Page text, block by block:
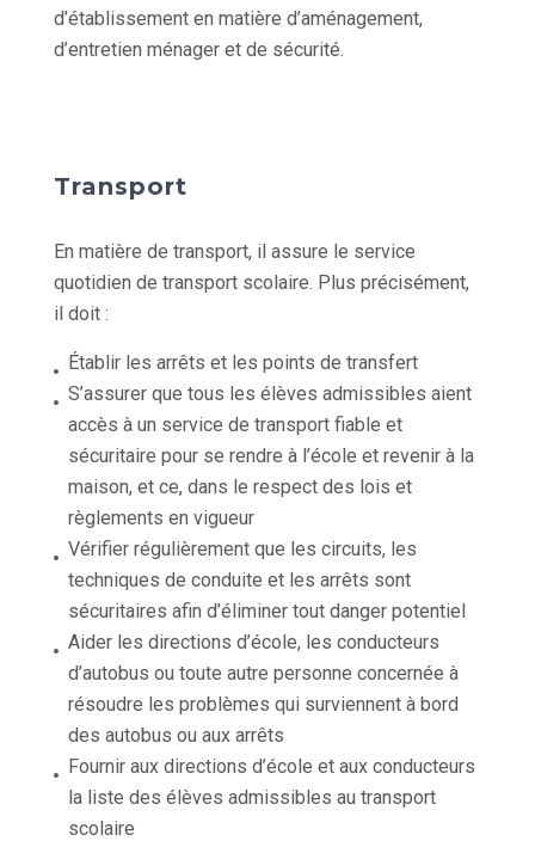
d’établissement en matière d’aménagement,
d’entretien ménager et de sécurité.
Transport
En matière de transport, il assure le service
quotidien de transport scolaire. Plus précisément,
il doit :
Établir les arrêts et les points de transfert
S’assurer que tous les élèves admissibles aient
accès à un service de transport fiable et
sécuritaire pour se rendre à l’école et revenir à la
maison, et ce, dans le respect des lois et
règlements en vigueur
Vérifier régulièrement que les circuits, les
techniques de conduite et les arrêts sont
sécuritaires afin d’éliminer tout danger potentiel
Aider les directions d’école, les conducteurs
d’autobus ou toute autre personne concernée à
résoudre les problèmes qui surviennent à bord
des autobus ou aux arrêts
Fournir aux directions d’école et aux conducteurs
la liste des élèves admissibles au transport
scolaire